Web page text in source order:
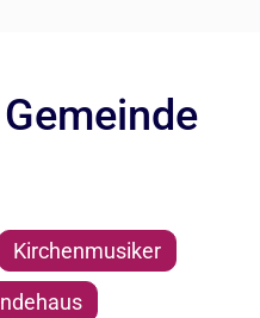
Kirchenmusiker